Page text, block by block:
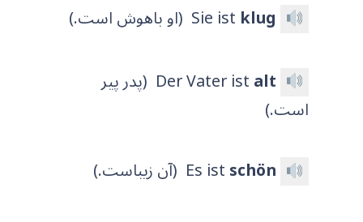
Sie istklug
(او باهوش است.)
Der Vater istalt
(پدر پیر
است.)
Es istschön (آن زیباست.)